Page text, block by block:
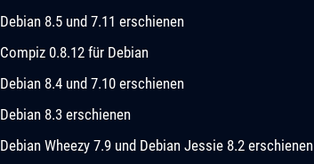
Debian 8.5 und 7.11 erschienen
Compiz 0.8.12 für Debian
Debian 8.4 und 7.10 erschienen
Debian 8.3 erschienen
Debian Wheezy 7.9 und Debian Jessie 8.2 erschienen